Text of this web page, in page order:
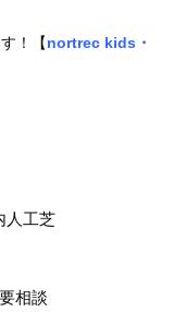
！【nortrec kids・
人工芝
相談